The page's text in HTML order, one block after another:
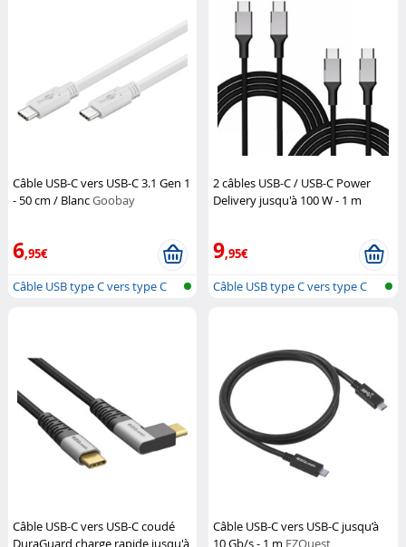
Câble USB-C vers USB-C 3.1 Gen 1
- 50 cm / BlancGoobay
6,95€
Câble USB type C vers type C
2 câbles USB-C / USB-C Power
Delivery jusqu'à 100 W - 1 m
9,95€
Câble USB type C vers type C
Câble USB-C vers USB-C coudé
DuraGuard charge rapide jusqu'à
Câble USB-C vers USB-C jusqu’à
10 Gb/s - 1 m EZQuest